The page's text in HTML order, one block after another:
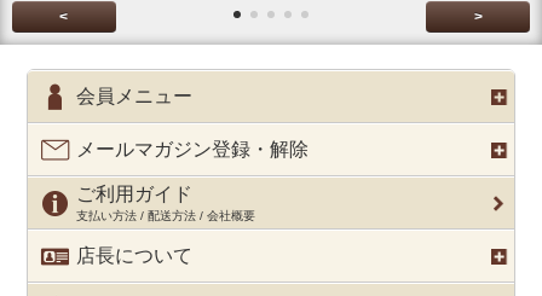
< >
会員メニュー
メールマガジン登録・解除
ご利用ガイド
支払い方法 / 配送方法 / 会社概要
店長について